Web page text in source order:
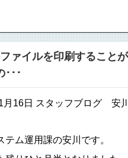
ァイルを印刷すること
･･･
月16日 スタッフブログ
テム運用課の安川です。